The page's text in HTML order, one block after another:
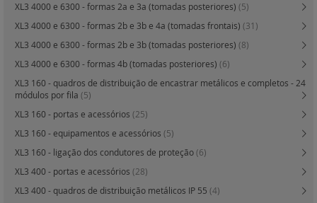
XL3 4000 e 6300 - formas 2a e 3a (tomadas posteriores) (5)
XL3 4000 e 6300 - formas 2b e 3b e 4a (tomadas frontais) (31)
XL3 4000 e 6300 - formas 2b e 3b (tomadas posteriores) (8)
XL3 4000 e 6300 - formas 4b (tomadas posteriores) (6)
XL3 160 - quadros de distribuição de encastrar metálicos e completos - 24
módulos por fila (5)
XL3 160 - portas e acessórios (25)
XL3 160 - equipamentos e acessórios (5)
XL3 160 - ligação dos condutores de proteção(6)
XL3 400 - portas e acessórios (28)
XL3 400 - quadros de distribuição metálicos IP 55 (4)